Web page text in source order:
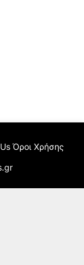
Όροι Χρήσης